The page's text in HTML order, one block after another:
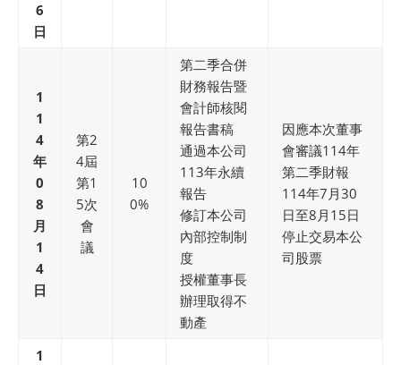
6
日
1
1
4
年
0
8
月
1
4
日
第2
4屆
第1
5次
會
議
10
0%
第二季合併
財務報告暨
會計師核閱
報告書稿
通過本公司
113年永續
報告
修訂本公司
內部控制制
度
授權董事長
辦理取得不
動產
因應本次董事
會審議114年
第二季財報
114年7月30
日至8月15日
停止交易本公
司股票
1